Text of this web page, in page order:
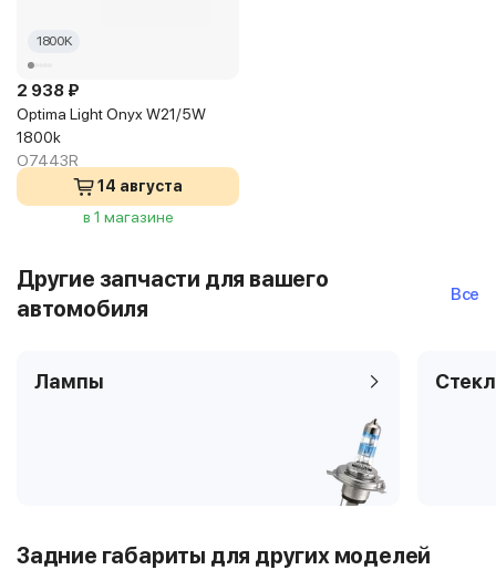
1800K
2 938 ₽
Optima Light Onyx W21/5W
1800k
O7443R
14 августа
в 1 магазине
Другие запчасти для вашего
автомобиля
Все
Лампы
Задние габариты для других моделей